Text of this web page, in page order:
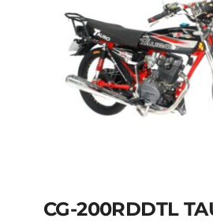
CG-200RDDTL